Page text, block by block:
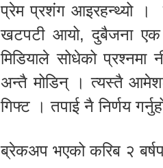
प्रेम प्रशंग आइरहन्थ्यो ।
खटपटी आयो, दुबैजना एक
मिडियाले सोधेको प्रश्नमा
अन्तै मोडिन् । त्यस्तै
गिफ्ट । तपाई नै निर्णय
ब्रेकअप भएको करिब २